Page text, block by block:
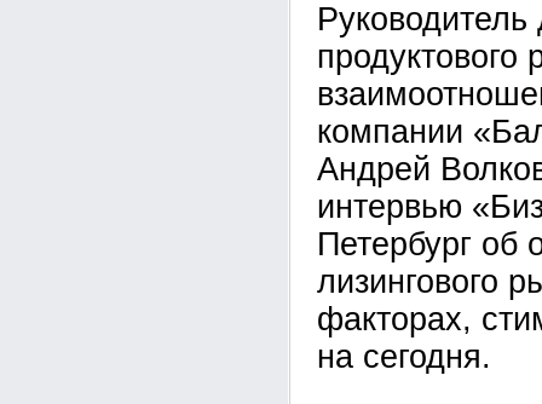
Руководитель
продуктового
компании
Андрей
интервью
Петербург об
лизингового
факторах,
на сегодня.